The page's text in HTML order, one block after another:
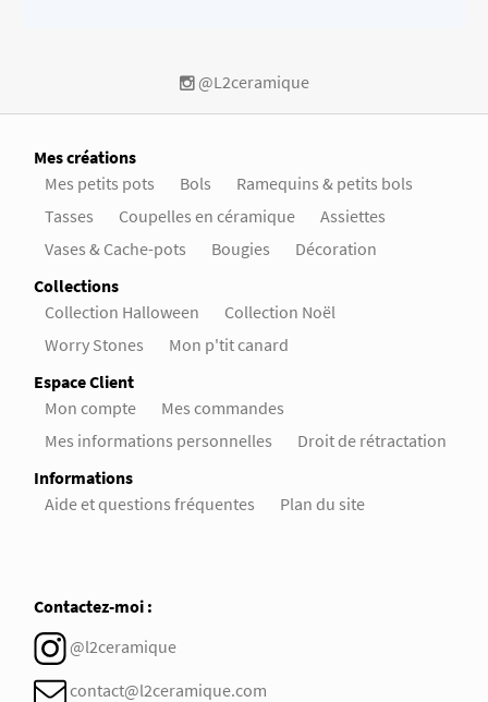
@L2ceramique
Mes créations
Mes petits pots
Bols
Ramequins & petits bols
Tasses
Coupelles en céramique
Assiettes
Vases & Cache-pots
Bougies
Décoration
Collections
Collection Halloween
Collection Noël
Worry Stones
Mon p'tit canard
Espace Client
Mon compte
Mes commandes
Mes informations personnelles
Droit de rétractation
Informations
Aide et questions fréquentes
Plan du site
Contactez-moi :
@l2ceramique
contact@l2ceramique.com